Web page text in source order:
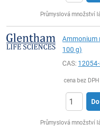
Průmyslová množství
Ammonium
100 g)
CAS:
cena bez DPH
Průmyslová množství